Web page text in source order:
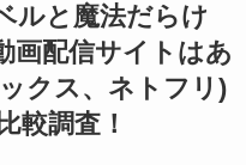
ルと魔法だらけ
画配信サイトはあ
クス、ネトフリ)
較調査！